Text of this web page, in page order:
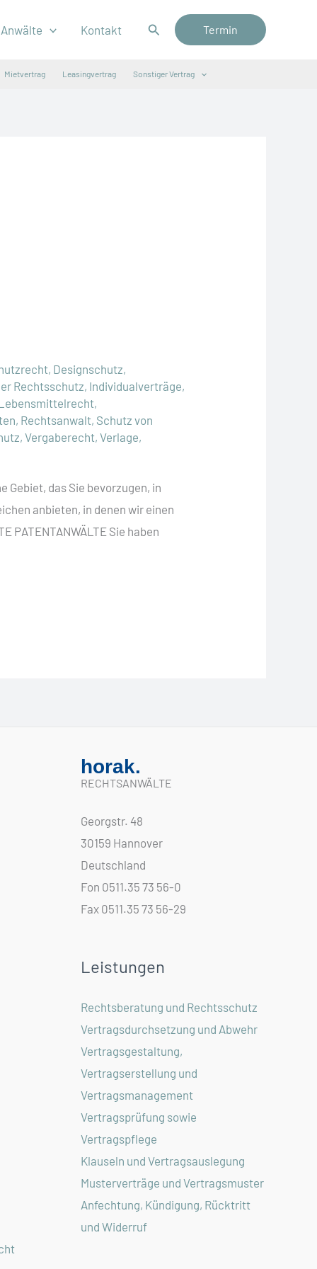
Anwälte Kontakt Suchen Termin
Mietvertrag Leasingvertrag Sonstiger Vertrag
, Designschutz,
Rechtsschutz, Individualverträge,
,
, Rechtsanwalt, Schutz von
,Vergaberecht,Verlage,
das Sie bevorzugen, in
anbieten, in denen wir einen
PATENTANWÄLTE Sie haben
horak.
RECHTSANWÄLTE
Georgstr. 48
30159 Hannover
Deutschland
Fon 0511.35 73 56-0
Fax 0511.35 73 56-29
Leistungen
Rechtsberatung und Rechtsschutz
Vertragsdurchsetzung und Abwehr
Vertragsgestaltung,
Vertragserstellung und
Vertragsmanagement
Vertragsprüfung sowie
Vertragspflege
Klauseln und Vertragsauslegung
Musterverträge und Vertragsmuster
Anfechtung, Kündigung, Rücktritt
und Widerruf